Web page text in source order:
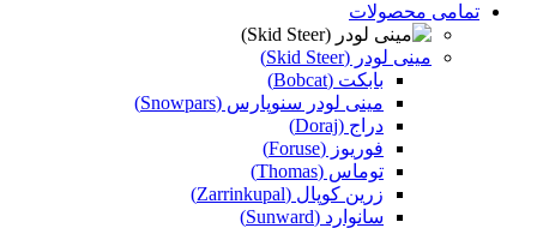
تمامی محصولات
مینی لودر (Skid Steer)
بابکت (Bobcat)
مینی لودر سنوپارس (Snowpars)
دراج (Doraj)
فوریوز (Foruse)
توماس (Thomas)
زرین کوپال (Zarrinkupal)
سانوارد (Sunward)